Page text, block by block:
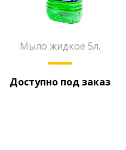
Мыло жидкое 5л.
Доступно под заказ